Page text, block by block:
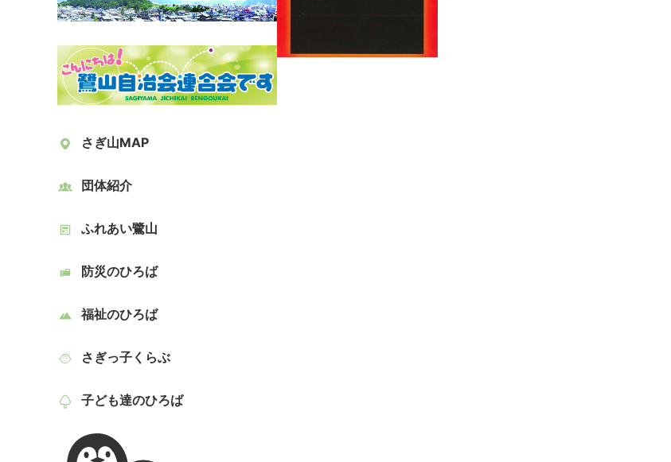
さぎ山MAP
団体紹介
ふれあい鷺山
防災のひろば
福祉のひろば
さぎっ子くらぶ
子ども達のひろば